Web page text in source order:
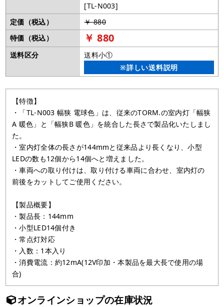
[TL-N003]
定価（税込）
￥ 880
特価（税込）
￥ 880
送料区分
送料小①
※詳しい送料説明
【特徴】
・「TL-N003 幅狭 電球色」は、従来のTORM.の室内灯「幅狭
A 暖色」と「幅狭B 暖色」を統合した長さで製品化いたしまし
た。
・室内灯全体の長さが144mmと従来品より長くなり、小型
LEDの数も12個から14個へと増えました。
・車両への取り付けは、取り付ける車両に合わせ、室内灯の
前後をカットしてご使用ください。
【製品概要】
・製品長：144mm
・小型LED14個付き
・常点灯対応
・入数：1本入り
・消費電流：約12mA(12V印加・本製品を最大長で使用の場
合)
オンラインショップの在庫状況